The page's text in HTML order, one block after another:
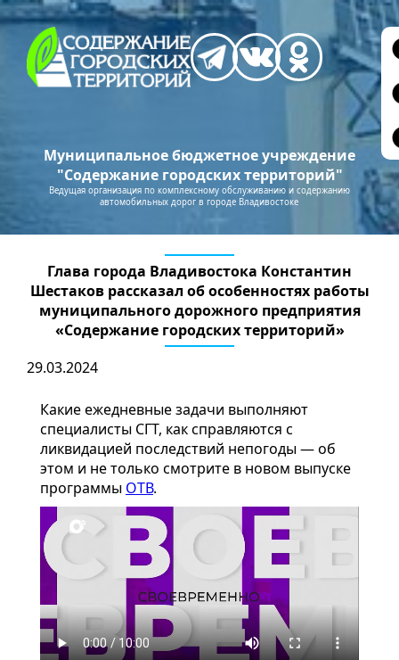
Муниципальное бюджетное учреждение
"Содержание городских территорий"
Ведущая организация по комплексному обслуживанию и содержанию
автомобильных дорог в городе Владивостоке
Глава города Владивостока Константин
Шестаков рассказал об особенностях работы
муниципального дорожного предприятия
«Содержание городских территорий»
29.03.2024
Какие ежедневные задачи выполняют
специалисты СГТ, как справляются с
ликвидацией последствий непогоды — об
этом и не только смотрите в новом выпуске
программы ОТВ.